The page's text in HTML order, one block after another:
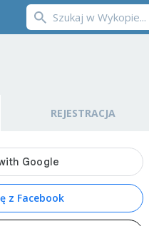
REJESTRACJA
z Facebook